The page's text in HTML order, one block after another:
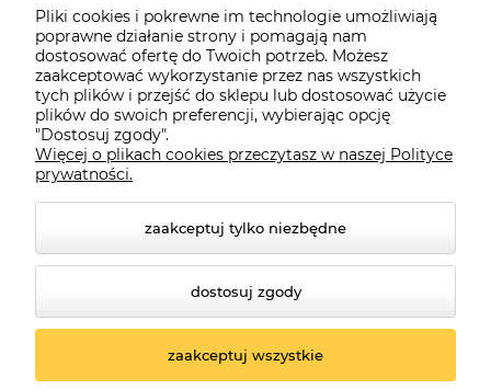
Moje konto
O firmie
Czerwona Dynia|ul. Konarskiego 9a| 66-200 Świebodzin |
Pliki cookies i pokrewne im technologie umożliwiają
poprawne działanie strony i pomagają nam
dostosować ofertę do Twoich potrzeb. Możesz
zaakceptować wykorzystanie przez nas wszystkich
tych plików i przejść do sklepu lub dostosować użycie
plików do swoich preferencji, wybierając opcję
"Dostosuj zgody".
Więcej o plikach cookies przeczytasz w naszej Polityce
prywatności.
zaakceptuj tylko niezbędne
dostosuj zgody
zaakceptuj wszystkie